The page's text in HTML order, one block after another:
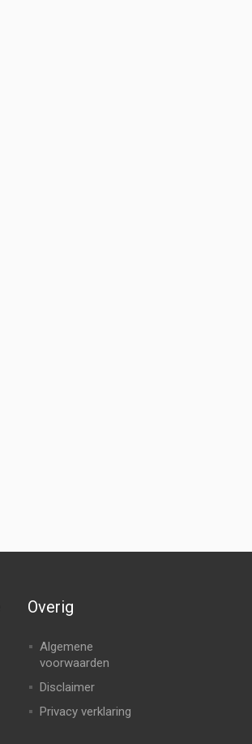
Overig
Algemene
voorwaarden
Disclaimer
Privacy verklaring